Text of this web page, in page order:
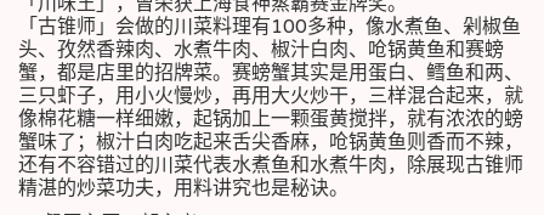
「古锥师」会做的川菜料理有100多种，像水煮鱼、剁椒鱼
头、孜然香辣肉、水煮牛肉、椒汁白肉、呛锅黄鱼和赛螃
蟹，都是店里的招牌菜。赛螃蟹其实是用蛋白、鳕鱼和两、
三只虾子，用小火慢炒，再用大火炒干，三样混合起来，就
像棉花糖一样细嫩，起锅加上一颗蛋黄搅拌，就有浓浓的螃
蟹味了；椒汁白肉吃起来舌尖香麻，呛锅黄鱼则香而不辣，
还有不容错过的川菜代表水煮鱼和水煮牛肉，除展现古锥师
精湛的炒菜功夫，用料讲究也是秘诀。